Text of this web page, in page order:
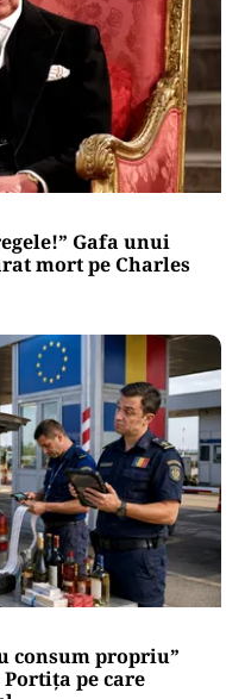
Gafa unui
mort pe Charles
consum propriu”
pe care